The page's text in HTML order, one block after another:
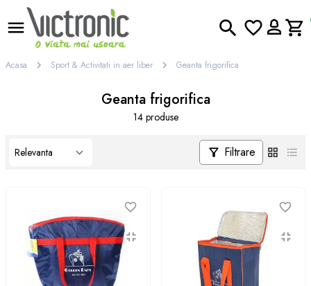
Acasa Sport & Activitati in aer liber Geanta frigorifica
Geanta frigorifica
14 produse
Filtrare